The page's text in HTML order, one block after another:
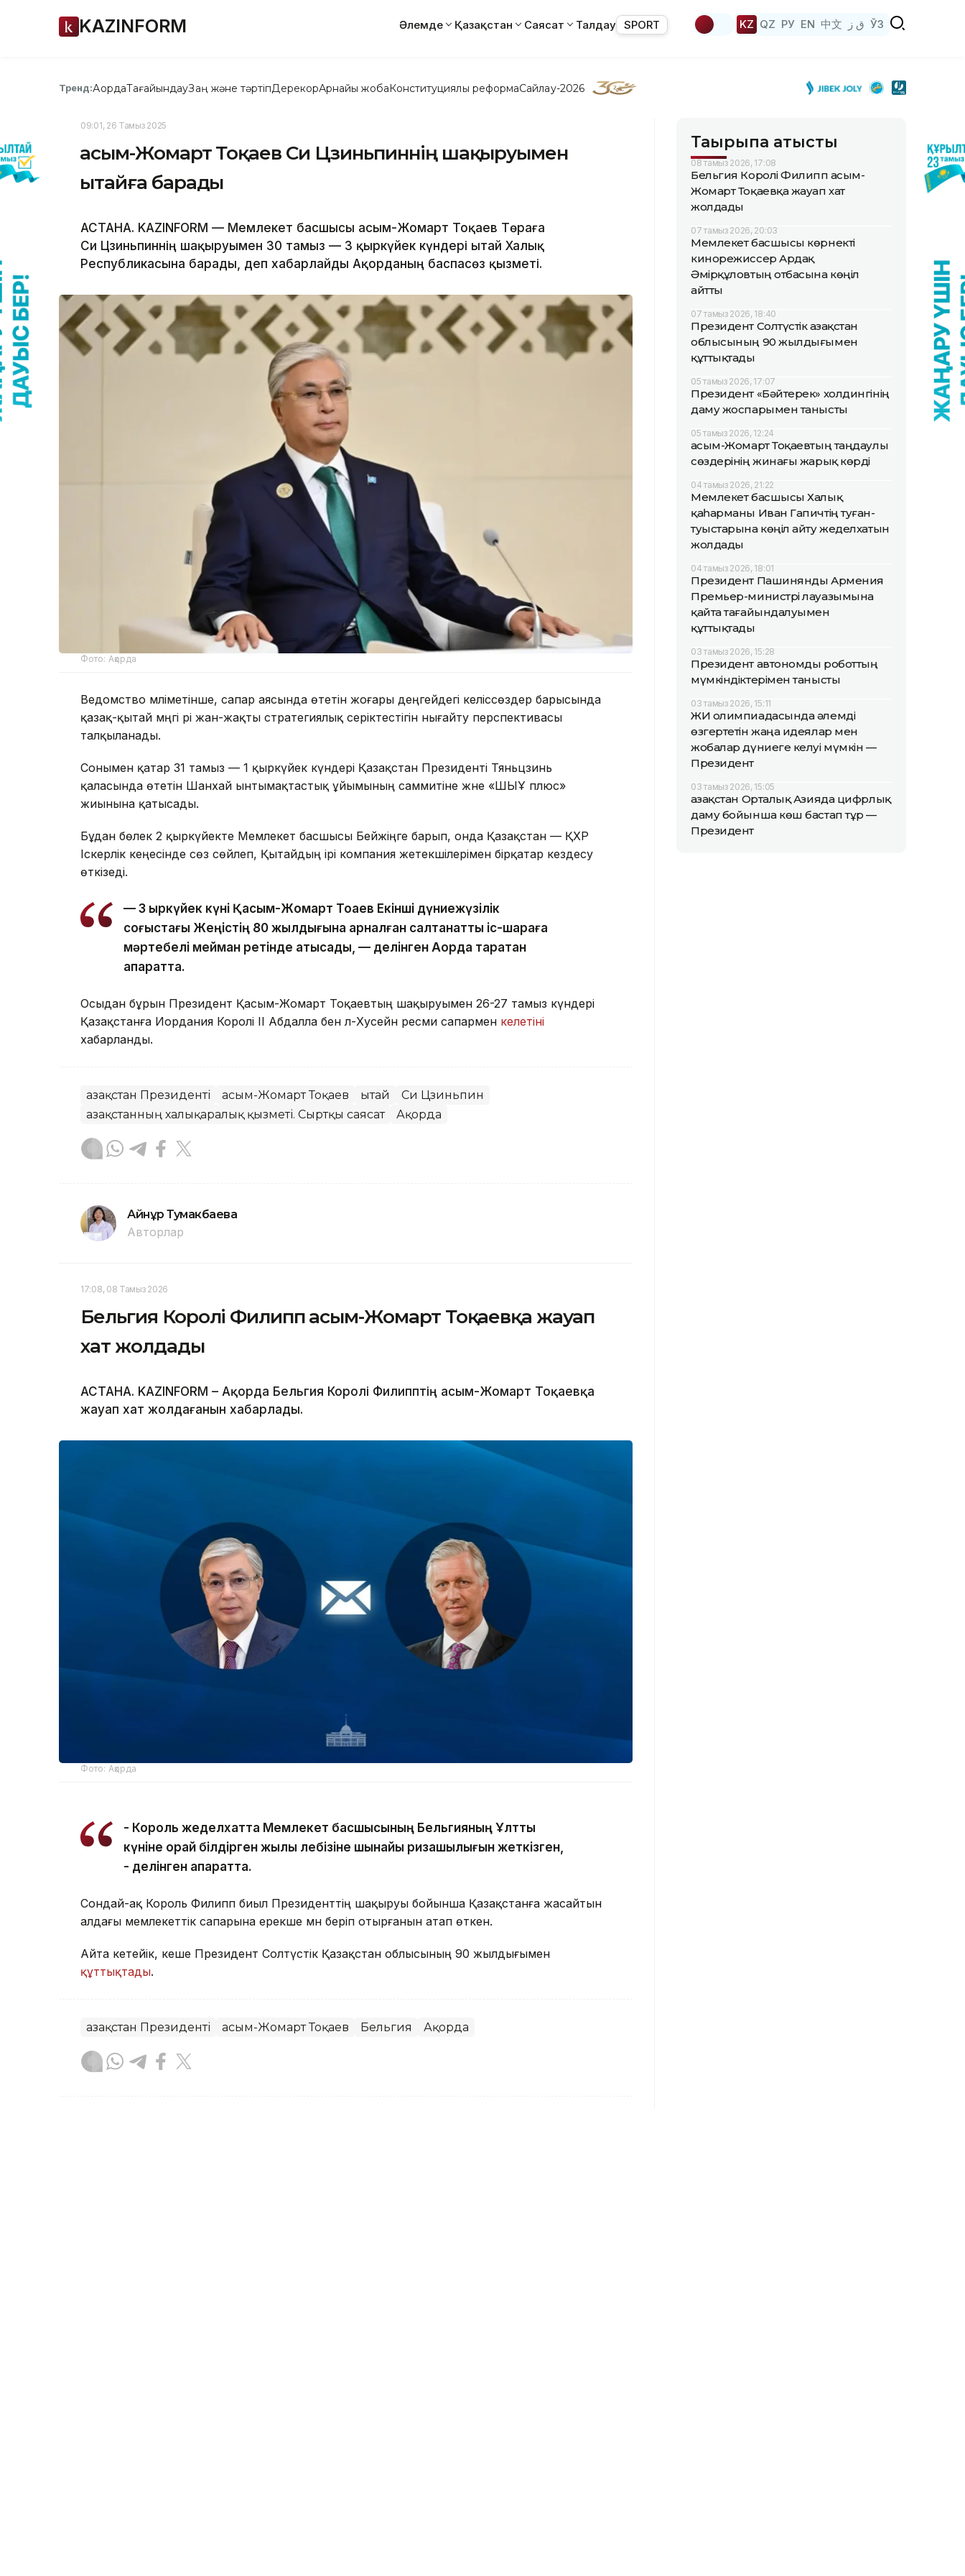
KAZINFORM Әлемде Қазақстан Саясат Талдау SPORT KZ QZ РУ EN 中文 ق ز ЎЗ
Тренд:АқордаТағайындауЗаң және тәртіпДерекқорАрнайы жобаКонституциялық реформаСайлау-2026
09:01, 26 Тамыз 2025
Қасым-Жомарт Тоқаев Си Цзиньпиннің шақыруымен
Қытайға барады
АСТАНА. KAZINFORM — Мемлекет басшысы Қасым-Жомарт Тоқаев Төраға
Си Цзиньпиннің шақыруымен 30 тамыз — 3 қыркүйек күндері Қытай Халық
Республикасына барады, деп хабарлайды Ақорданың баспасөз қызметі.
Фото: Ақорда
Ведомство мәліметінше, сапар аясында өтетін жоғары деңгейдегі келіссөздер барысында
қазақ-қытай мәңгі әрі жан-жақты стратегиялық серіктестігін нығайту перспективасы
талқыланады.
Сонымен қатар 31 тамыз — 1 қыркүйек күндері Қазақстан Президенті Тяньцзинь
қаласында өтетін Шанхай ынтымақтастық ұйымының саммитіне және «ШЫҰ плюс»
жиынына қатысады.
Бұдан бөлек 2 қыркүйекте Мемлекет басшысы Бейжіңге барып, онда Қазақстан — ҚХР
Іскерлік кеңесінде сөз сөйлеп, Қытайдың ірі компания жетекшілерімен бірқатар кездесу
өткізеді.
— 3 қыркүйек күні Қасым-Жомарт Тоқаев Екінші дүниежүзілік
соғыстағы Жеңістің 80 жылдығына арналған салтанатты іс-шараға
мәртебелі мейман ретінде қатысады, — делінген Ақорда таратқан
ақпаратта.
Осыдан бұрын Президент Қасым-Жомарт Тоқаевтың шақыруымен 26-27 тамыз күндері
Қазақстанға Иордания Королі II Абдалла бен әл-Хусейн ресми сапармен келетіні
хабарланды.
Қазақстан Президенті Қасым-Жомарт Тоқаев Қытай
Си Цзиньпин
Қазақстанның халықаралық қызметі. Сыртқы саясат
Ақорда
Айнұр Тумакбаева
Авторлар
17:08, 08 Тамыз 2026
Бельгия Королі Филипп Қасым-Жомарт Тоқаевқа жауап
хат жолдады
АСТАНА. KAZINFORM – Ақорда Бельгия Королі Филипптің Қасым-Жомарт Тоқаевқа
жауап хат жолдағанын хабарлады.
Фото: Ақорда
- Король жеделхатта Мемлекет басшысының Бельгияның Ұлттық
күніне орай білдірген жылы лебізіне шынайы ризашылығын жеткізген,
- делінген ақпаратта.
Сондай-ақ Король Филипп биыл Президенттің шақыруы бойынша Қазақстанға жасайтын
алдағы мемлекеттік сапарына ерекше мән беріп отырғанын атап өткен.
Айта кетейік, кеше Президент Солтүстік Қазақстан облысының 90 жылдығымен
құттықтады.
Қазақстан Президенті Қасым-Жомарт Тоқаев Бельгия Ақорда
Тақырыпқа қатысты
08 тамыз 2026, 17:08
Бельгия Королі Филипп Қасым-
Жомарт Тоқаевқа жауап хат
жолдады
07 тамыз 2026, 20:03
Мемлекет басшысы көрнекті
кинорежиссер Ардақ
Әмірқұловтың отбасына көңіл
айтты
07 тамыз 2026, 18:40
Президент Солтүстік Қазақстан
облысының 90 жылдығымен
құттықтады
05 тамыз 2026, 17:07
Президент «Бәйтерек» холдингінің
даму жоспарымен танысты
05 тамыз 2026, 12:24
Қасым-Жомарт Тоқаевтың таңдаулы
сөздерінің жинағы жарық көрді
04 тамыз 2026, 21:22
Мемлекет басшысы Халық
қаһарманы Иван Гапичтің туған-
туыстарына көңіл айту жеделхатын
жолдады
04 тамыз 2026, 18:01
Президент Пашинянды Армения
Премьер-министрі лауазымына
қайта тағайындалуымен
құттықтады
03 тамыз 2026, 15:28
Президент автономды роботтың
мүмкіндіктерімен танысты
03 тамыз 2026, 15:11
ЖИ олимпиадасында әлемді
өзгертетін жаңа идеялар мен
жобалар дүниеге келуі мүмкін —
Президент
03 тамыз 2026, 15:05
Қазақстан Орталық Азияда цифрлық
даму бойынша көш бастап тұр —
Президент